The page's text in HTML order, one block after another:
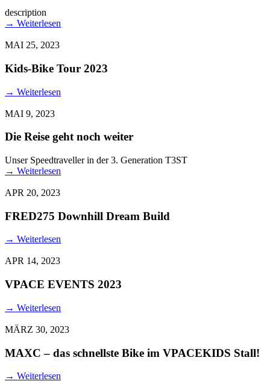
description
→ Weiterlesen
MAI 25, 2023
Kids-Bike Tour 2023
→ Weiterlesen
MAI 9, 2023
Die Reise geht noch weiter
Unser Speedtraveller in der 3. Generation T3ST
→ Weiterlesen
APR 20, 2023
FRED275 Downhill Dream Build
→ Weiterlesen
APR 14, 2023
VPACE EVENTS 2023
→ Weiterlesen
MÄRZ 30, 2023
MAXC – das schnellste Bike im VPACEKIDS Stall!
→ Weiterlesen